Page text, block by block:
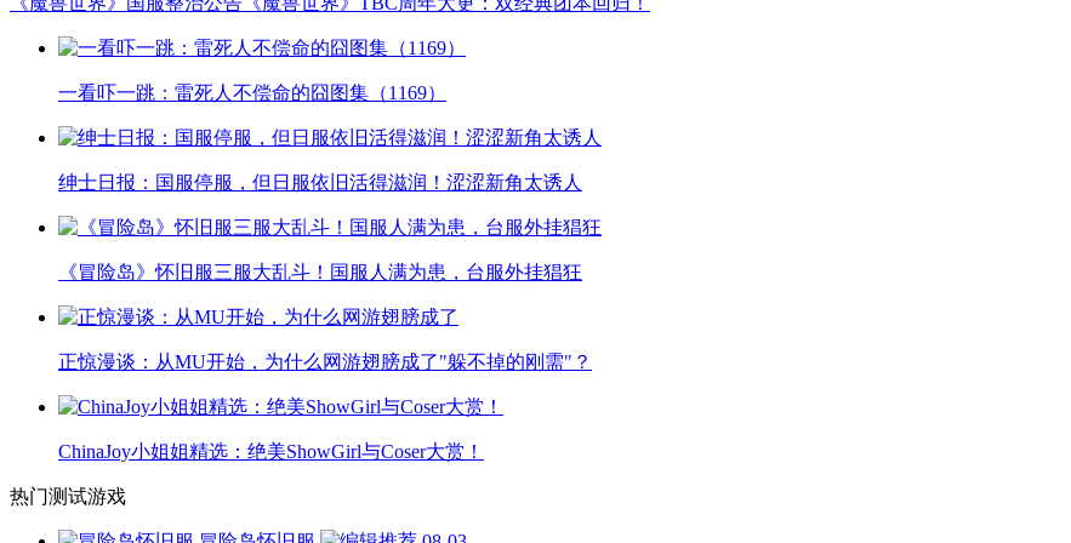
一看吓一跳：雷死人不偿命的囧图集（1169）
绅士日报：国服停服，但日服依旧活得滋润！涩涩新角太诱人
《冒险岛》怀旧服三服大乱斗！国服人满为患，台服外挂猖狂
正惊漫谈：从MU开始，为什么网游翅膀成了"躲不掉的刚需"？
ChinaJoy小姐姐精选：绝美ShowGirl与Coser大赏！
热门测试游戏